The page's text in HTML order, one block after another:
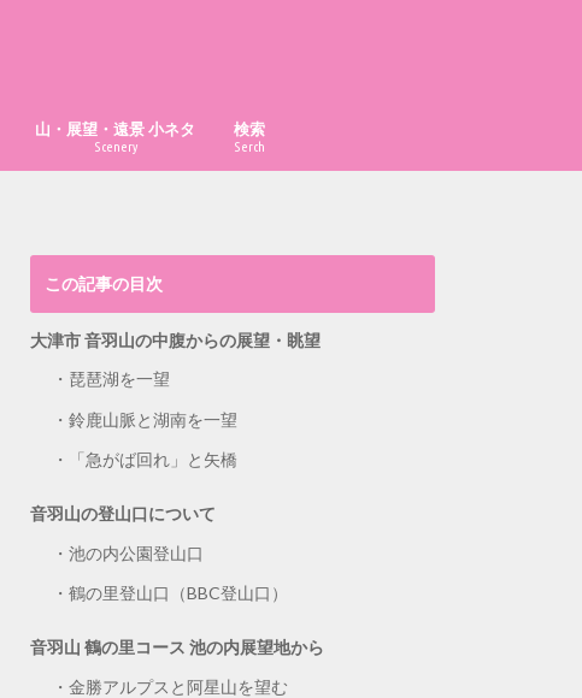
山・展望・遠景 小ネタ
Scenery
検索
Serch
この記事の目次
大津市 音羽山の中腹からの展望・眺望
琵琶湖を一望
鈴鹿山脈と湖南を一望
「急がば回れ」と矢橋
音羽山の登山口について
池の内公園登山口
鶴の里登山口（BBC登山口）
音羽山 鶴の里コース 池の内展望地から
金勝アルプスと阿星山を望む